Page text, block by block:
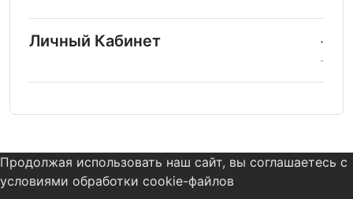
Личный Кабинет
Продолжая использовать наш сайт, вы соглашаетесь с
условиями обработки cookie-файлов